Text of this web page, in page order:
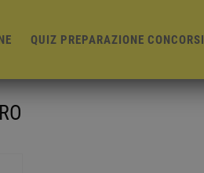
QUIZ PREPARAZIONE CONCORSI